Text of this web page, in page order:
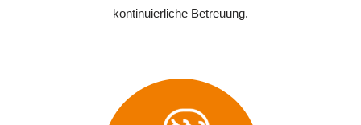
kontinuierliche Betreuung.